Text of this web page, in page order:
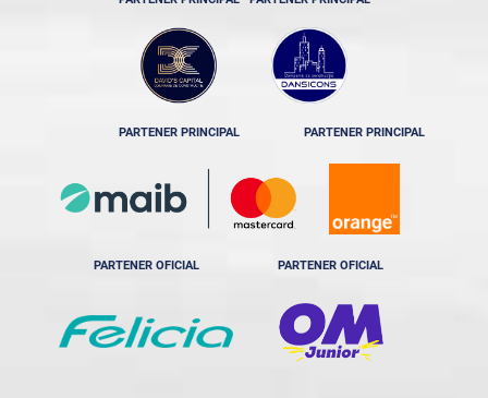
PARTENER PRINCIPAL PARTENER PRINCIPAL
PARTENER OFICIAL PARTENER OFICIAL